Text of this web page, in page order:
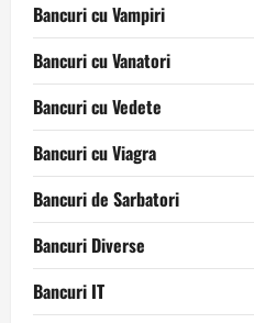
Bancuri cu Vampiri
Bancuri cu Vanatori
Bancuri cu Vedete
Bancuri cu Viagra
Bancuri de Sarbatori
Bancuri Diverse
Bancuri IT